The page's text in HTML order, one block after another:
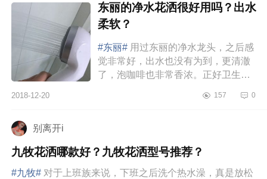
东丽的净水花洒很好用吗？出水
柔软？
#东丽# 用过东丽的净水龙头，之后感
觉非常好，出水也没有为到，更清澈
了，泡咖啡也非常香浓。正好卫生间
水花洒。价格虽然比其它牌子的...
2018-12-20 157 0
别离开i
九牧花洒哪款好？九牧花洒型号推荐？
#九牧# 对于上班族来说，下班之后洗个热水澡，真是放松